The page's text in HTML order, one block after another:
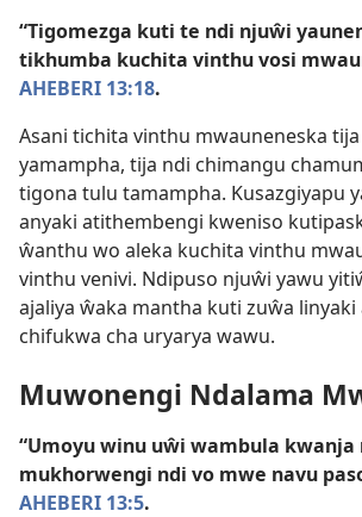
“Tigomezga kuti te ndi njuŵi
tikhumba kuchita vinthu vosi
AHEBERI 13:18.
Asani tichita vinthu mwauneneska
yamampha, tija ndi chimangu
tigona tulu tamampha. Kusazgiyapu
anyaki atithembengi kweniso
ŵanthu wo aleka kuchita vinthu
vinthu venivi. Ndipuso njuŵi yawu
ajaliya ŵaka mantha kuti zuŵa linyaki
chifukwa cha uryarya wawu.
Muwonengi Ndalama
“Umoyu winu uŵi wambula
mukhorwengi ndi vo mwe navu
AHEBERI 13:5.